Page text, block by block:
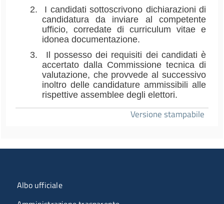
2.
I candidati sottoscrivono dichiarazioni di
candidatura da inviare al competente
ufficio, corredate di curriculum vitae e
idonea documentazione.
3.
Il possesso dei requisiti dei candidati è
accertato dalla Commissione tecnica di
valutazione, che provvede al successivo
inoltro delle candidature ammissibili alle
rispettive assemblee degli elettori.
Versione stampabile
Menu organizzazione
Albo ufficiale